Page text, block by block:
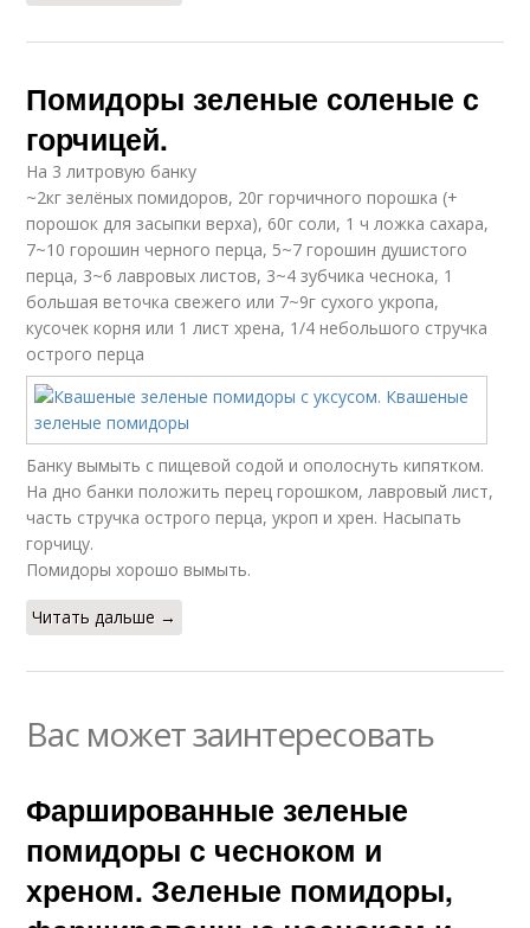
Помидоры зеленые соленые с
горчицей.
На 3 литровую банку
~2кг зелёных помидоров, 20г горчичного порошка (+
порошок для засыпки верха), 60г соли, 1 ч ложка сахара,
7~10 горошин черного перца, 5~7 горошин душистого
перца, 3~6 лавровых листов, 3~4 зубчика чеснока, 1
большая веточка свежего или 7~9г сухого укропа,
кусочек корня или 1 лист хрена, 1/4 небольшого стручка
острого перца
Банку вымыть с пищевой содой и ополоснуть кипятком.
На дно банки положить перец горошком, лавровый лист,
часть стручка острого перца, укроп и хрен. Насыпать
горчицу.
Помидоры хорошо вымыть.
Читать дальше →
Вас может заинтересовать
Фаршированные зеленые
помидоры с чесноком и
хреном. Зеленые помидоры,